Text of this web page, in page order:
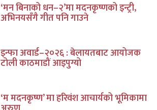
‘मन बिनाको धन–२’मा मदनकृष्णको इन्ट्री,
अभिनयसँगै गीत पनि गाउने
इन्फा अवार्ड–२०२६ : बेलायतबाट आयोजक
टोली काठमाडौं आइपुग्यो
‘म मदनकृष्ण’ मा हरिवंश आचार्यको भूमिकामा